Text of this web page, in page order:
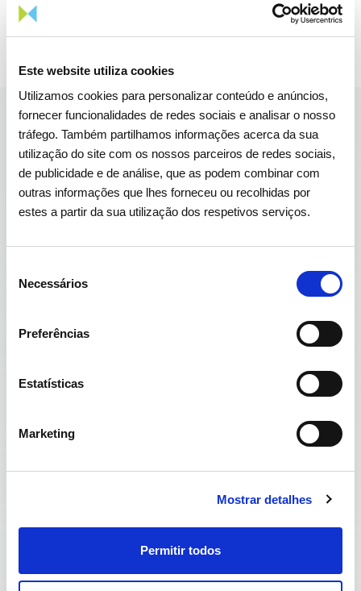
Este website utiliza cookies
Utilizamos cookies para personalizar conteúdo e anúncios,
fornecer funcionalidades de redes sociais e analisar o nosso
tráfego. Também partilhamos informações acerca da sua
utilização do site com os nossos parceiros de redes sociais,
de publicidade e de análise, que as podem combinar com
outras informações que lhes forneceu ou recolhidas por
estes a partir da sua utilização dos respetivos serviços.
Necessários
Preferências
Estatísticas
Marketing
Mostrar detalhes
Permitir todos
H2 BRAGA
Quais as vantagens
deste projeto?
A introdução gradual de hidrogénio na rede de gás
para reforçar a segurança do abastecimento
Este projeto visa validar que as infraestruturas de